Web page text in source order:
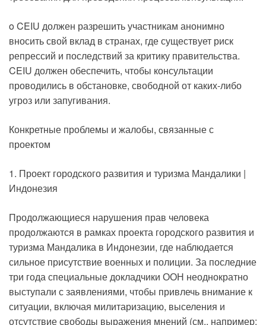
o CEIU должен разрешить участникам анонимно
вносить свой вклад в странах, где существует риск
репрессий и последствий за критику правительства.
CEIU должен обеспечить, чтобы консультации
проводились в обстановке, свободной от каких-либо
угроз или запугивания.
Конкретные проблемы и жалобы, связанные с
проектом
1. Проект городского развития и туризма Мандалики |
Индонезия
Продолжающиеся нарушения прав человека
продолжаются в рамках проекта городского развития и
туризма Мандалика в Индонезии, где наблюдается
сильное присутствие военных и полиции. За последние
три года специальные докладчики ООН неоднократно
выступали с заявлениями, чтобы привлечь внимание к
ситуации, включая милитаризацию, выселения и
отсутствие свободы выражения мнений (см., например: